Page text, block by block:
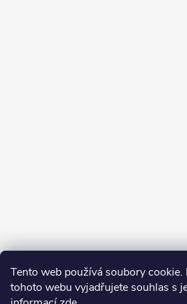
Tento web používá soubory
tohoto webu vyjadřujete souhlas s